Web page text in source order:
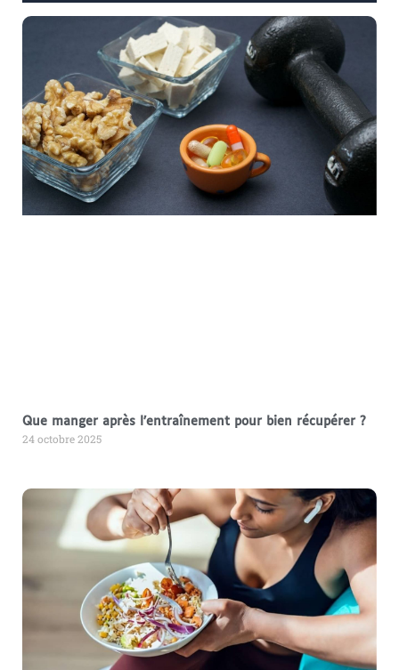
Que manger après l’entraînement pour bien récupérer ?
24 octobre 2025